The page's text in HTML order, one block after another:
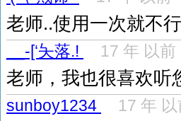
老师..使用一次就不
__-[‘夨落.! 17 年 以前
老师，我也很喜欢听
sunboy1234 17 年 以